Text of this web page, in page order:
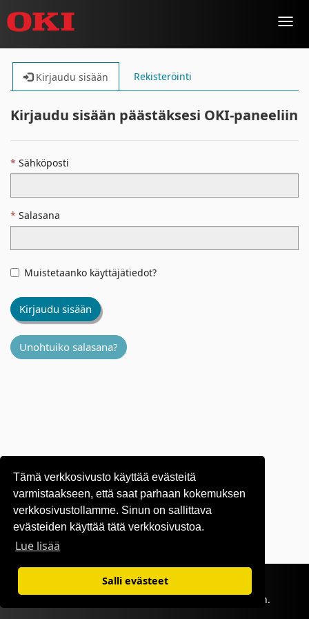
Tämä verkkosivusto käyttää evästeitä
varmistaakseen, että saat parhaan kokemuksen
verkkosivustollamme. Sinun on sallittava
evästeiden käyttää tätä verkkosivustoa.
Lue lisää
Salli evästeet
Kirjaudu sisään Rekisteröinti
Kirjaudu sisään päästäksesi OKI-paneeliin
Sähköposti
Salasana
Muistetaanko käyttäjätiedot?
Kirjaudu sisään
Unohtuiko salasana?
Tietosuojakäytäntö
©1995-2026 OKI Europe Ltd. Kaikki oikeudet pidätetään.